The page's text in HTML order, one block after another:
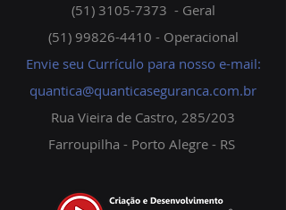
(51) 3105-7373 - Geral
(51) 99826-4410 - Operacional
Envie seu Currículo para nosso e-mail:
quantica@quanticaseguranca.com.br
Rua Vieira de Castro, 285/203
Farroupilha - Porto Alegre - RS